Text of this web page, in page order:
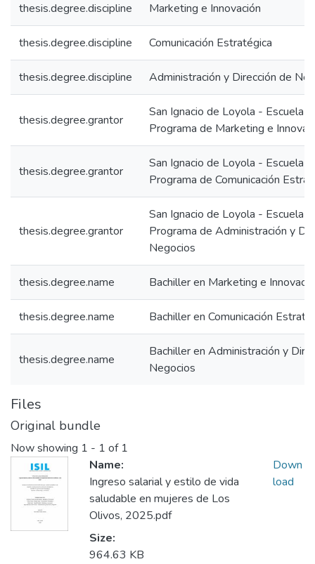
thesis.degree.discipline Marketing e Innovación
thesis.degree.discipline Comunicación Estratégica
thesis.degree.discipline Administración y Dirección de
thesis.degree.grantor
San Ignacio de Loyola - Escuela
Programa de Marketing e
thesis.degree.grantor
San Ignacio de Loyola - Escuela
Programa de Comunicación
thesis.degree.grantor
San Ignacio de Loyola - Escuela
Programa de Administración y
Negocios
thesis.degree.name Bachiller en Marketing e
thesis.degree.name Bachiller en Comunicación
thesis.degree.name
Bachiller en Administración y
Negocios
Files
Original bundle
Now showing 1 - 1 of 1
Name:
Ingreso salarial y estilo de vida
saludable en mujeres de Los
Olivos, 2025.pdf
Size:
964.63 KB
Down
load